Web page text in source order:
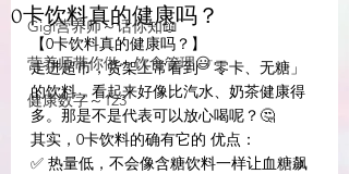
Gigi营养师～话你知📖
营养师带你做～饮食管理😃
健康数字～123
0卡饮料真的健康吗？
【0卡饮料真的健康吗？】
走进超市，货架上常看到「零卡、无糖」
的饮料，看起来好像比汽水、奶茶健康得
多。那是不是代表可以放心喝呢？🤔
其实，0卡饮料的确有它的 优点：
✅ 热量低，不会像含糖饮料一样让血糖飙